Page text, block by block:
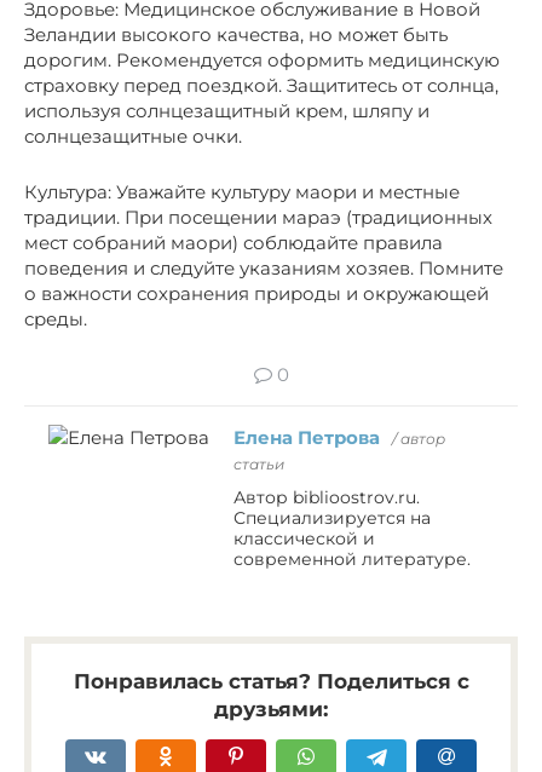
Здоровье: Медицинское обслуживание в Новой
Зеландии высокого качества, но может быть
дорогим. Рекомендуется оформить медицинскую
страховку перед поездкой. Защититесь от солнца,
используя солнцезащитный крем, шляпу и
солнцезащитные очки.
Культура: Уважайте культуру маори и местные
традиции. При посещении мараэ (традиционных
мест собраний маори) соблюдайте правила
поведения и следуйте указаниям хозяев. Помните
о важности сохранения природы и окружающей
среды.
0
Елена Петрова
/ автор
статьи
Автор biblioostrov.ru.
Специализируется на
классической и
современной литературе.
Понравилась статья? Поделиться с
друзьями: